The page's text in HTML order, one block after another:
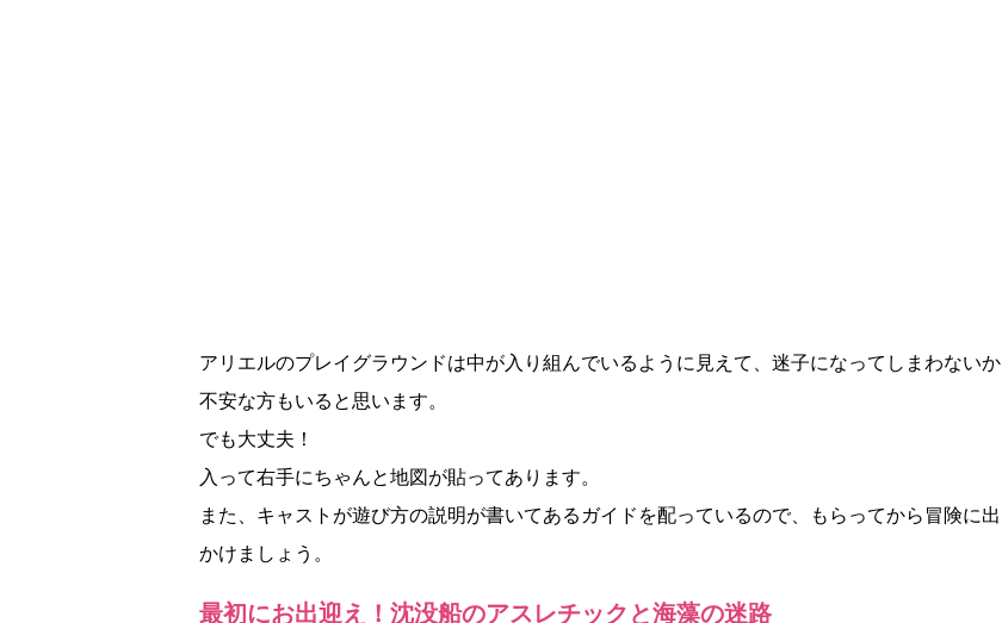
アリエルのプレイグラウンドは中が入り組んでいるように見えて、迷子になってしまわないか
不安な方もいると思います。
でも大丈夫！
入って右手にちゃんと地図が貼ってあります。
また、キャストが遊び方の説明が書いてあるガイドを配っているので、もらってから冒険に出
かけましょう。
最初にお出迎え！沈没船のアスレチックと海藻の迷路